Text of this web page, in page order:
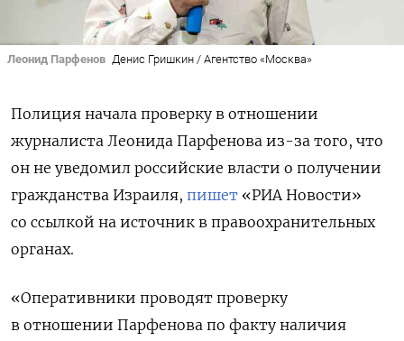
Леонид Парфенов Денис Гришкин / Агентство «Москва»
Полиция начала проверку в отношении
журналиста Леонида Парфенова из-за того, что
он не уведомил российские власти о получении
гражданства Израиля, пишет «РИА Новости»
со ссылкой на источник в правоохранительных
органах.
«Оперативники проводят проверку
в отношении Парфенова по факту наличия